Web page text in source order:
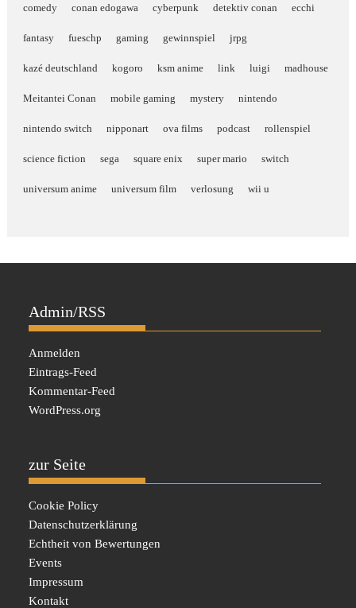
comedy conan edogawa cyberpunk detektiv conan ecchi
fantasy fueschp gaming gewinnspiel jrpg
kazé deutschland kogoro ksm anime link luigi madhouse
Meitantei Conan mobile gaming mystery nintendo
nintendo switch nipponart ova films podcast rollenspiel
science fiction sega square enix super mario switch
universum anime universum film verlosung wii u
Admin/RSS
Anmelden
Eintrags-Feed
Kommentar-Feed
WordPress.org
zur Seite
Cookie Policy
Datenschutzerklärung
Echtheit von Bewertungen
Events
Impressum
Kontakt